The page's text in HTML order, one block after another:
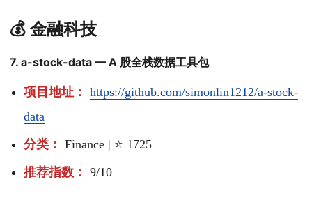
💰 金融科技
7. a-stock-data — A 股全栈数据工具包
项目地址： https://github.com/simonlin1212/a-stock-
data
分类： Finance | ⭐ 1725
推荐指数： 9/10